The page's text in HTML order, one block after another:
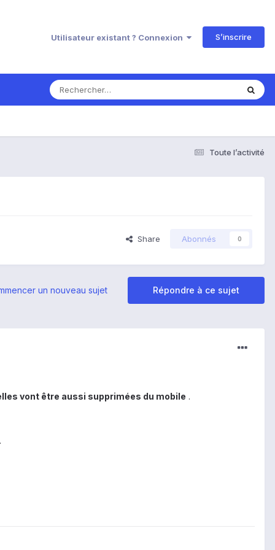
Utilisateur existant ? Connexion S’inscrire
Toute l’activité
Share Abonnés 0
Répondre à ce sujet
un nouveau sujet
vont être aussi supprimées du mobile .